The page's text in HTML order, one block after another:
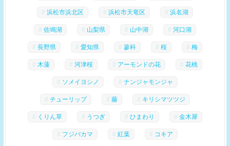
浜松市浜北区 浜松市天竜区 浜名湖
佐鳴湖 山梨県 山中湖 河口湖
長野県 愛知県 蓼科 桜 梅
木蓮 河津桜 アーモンドの花 花桃
ソメイヨシノ ナンジャモンジャ
チューリップ 藤 キリシマツツジ
くりん草 うつぎ ひまわり 金木犀
フジバカマ 紅葉 コキア